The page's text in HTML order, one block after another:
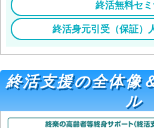
終活無料セ
終活身元引受（保証）
終活支援の全体像
ル